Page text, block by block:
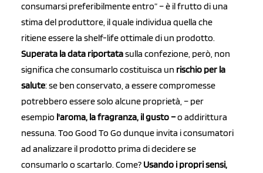
consumarsi preferibilmente entro” – è il frutto di una
stima del produttore, il quale individua quella che
ritiene essere la shelf-life ottimale di un prodotto.
Superata la data riportatasulla confezione, però, non
significa che consumarlo costituisca un rischio per la
salute: se ben conservato, a essere compromesse
potrebbero essere solo alcune proprietà, – per
esempio l'aroma, la fragranza, il gusto –o addirittura
nessuna. Too Good To Go dunque invita i consumatori
ad analizzare il prodotto prima di decidere se
consumarlo o scartarlo. Come? Usando i propri sensi,